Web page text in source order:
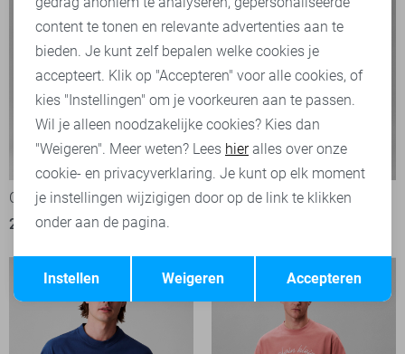
Calvin Klein Ondergoed
22,45 44,90
Zwembroek
Calvin Klein Korte broek
Terug Opslaan
content te tonen en relevante advertenties aan te
bieden. Je kunt zelf bepalen welke cookies je
accepteert. Klik op "Accepteren" voor alle cookies, of
kies "Instellingen" om je voorkeuren aan te passen.
Wil je alleen noodzakelijke cookies? Kies dan
"Weigeren". Meer weten? Lees hieralles over onze
cookie- en privacyverklaring. Je kunt op elk moment
je instellingen wijzigigen door op de link te klikken
onder aan de pagina.
Accepteren
Weigeren
Instellen